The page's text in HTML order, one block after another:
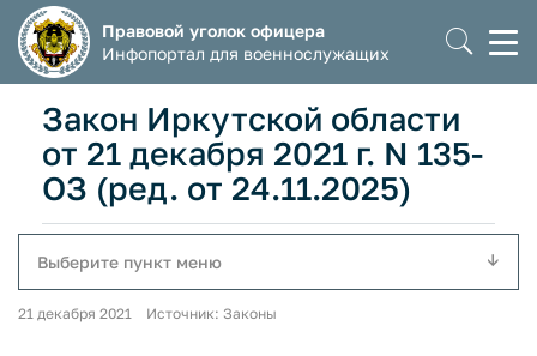
Правовой уголок офицера
Инфопортал для военнослужащих
Закон Иркутской области
от 21 декабря 2021 г. N 135-
ОЗ (ред. от 24.11.2025)
Выберите пункт меню
21 декабря 2021 Источник: Законы